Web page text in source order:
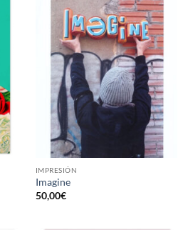
IMPRESIÓN
Imagine
50,00€